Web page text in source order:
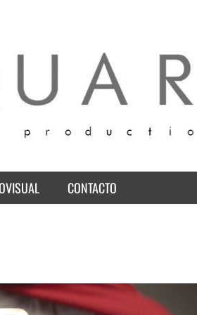
CONTACTO